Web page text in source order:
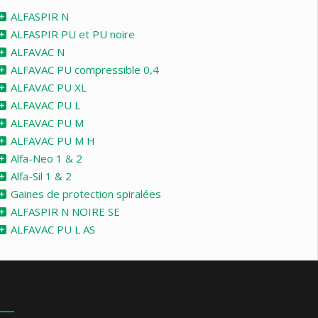
ALFASPIR N
ALFASPIR PU et PU noire
ALFAVAC N
ALFAVAC PU compressible 0,4
ALFAVAC PU XL
ALFAVAC PU L
ALFAVAC PU M
ALFAVAC PU M H
Alfa-Neo 1 & 2
Alfa-Sil 1 & 2
Gaines de protection spiralées
ALFASPIR N NOIRE SE
ALFAVAC PU L AS